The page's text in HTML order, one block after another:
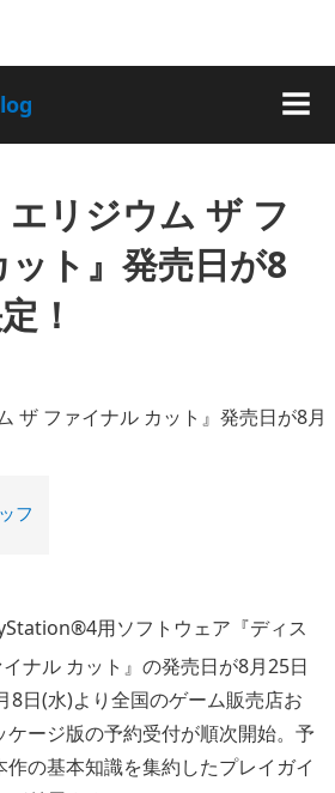
エリジウム ザ フ
ット』発売日が8
！
フ
用ソフトウェア『ディス
ナル カット』の発売日が8月25日
日(水)より全国のゲーム販売店お
ケージ版の予約受付が順次開始。予
の基本知識を集約したプレイガイ